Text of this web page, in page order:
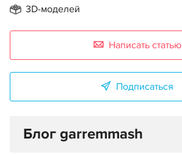
3D-моделей
Написать статью
Подписаться
Блог garremmash